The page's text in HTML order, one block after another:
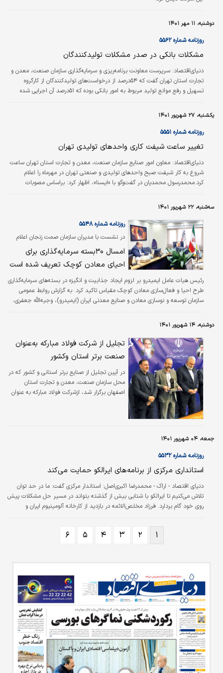
دوشنبه، ۱۱ مهر ۱۴۰۱
روزنامه شماره ۵۵۶۲
مشکلات بانکی در صدر مشکلات تولیدکنندگان
دنیای‌اقتصاد: سرپرست معاونت برنامه‌ریزی و سرمایه‌گذاری سازمان صنعت، معدن و
تجارت استان تهران گفت که ۵۴‌درصد از درخواست‌‌‌های تولیدکنندگان از کارگروه
تسهیل و رفع موانع تولید مربوط به امور بانکی بوده که ۵۱‌درصد آن اجرایی شده
متقاضی پیگیری نکرده است.
یکشنبه، ۲۷ شهریور ۱۴۰۱
روزنامه شماره ۵۵۵۱
تغییر ساعت‌‌‌ شیفت‌‌‌ کاری واحدهای تولیدی تهران
دنیای‌اقتصاد: معاون امور صنایع سازمان صنعت، معدن و تجارت استان تهران ساعت
شروع به‌‌‌ کار شیفت صبح واحدهای تولیدی و صنعتی تهران در مهرماه را اعلام
کرد.محمدرسول محمدیان در گفت‌‌‌وگو با «ایسنا»، اظهار کرد: براساس مصوبات
تعیین شد که متناسب با آن سایر شیفت‌‌‌های کاری نیز اصلاح می‌شوند.…
سه‌شنبه، ۲۲ شهریور ۱۴۰۱
در نشست با مدیران سازمان صمت زنجان اعلام
شد
روزنامه شماره ۵۵۴۸
امسال ۳۰بسته سرمایه‌‌گذاری برای
احیای معادن کوچک تعریف شده است
رئیس هیات عامل ایمیدرو بر لزوم ایجاد جذابیت و انگیزه در بسته‌های سرمایه‌‌گذاری
طرح احیا و فعال‌‌سازی معادن کوچک مقیاس تاکید کرد. به گزارش روابط عمومی
سازمان توسعه و نوسازی معادن و صنایع معدنی ایران (ایمیدرو)، وجیه‌‌الله جعفری،
استان زنجان بر لزوم ایجاد جذابیت و انگیزه در بسته‌های سرمایه‌‌گذاری طرح احیا و
فعال‌‌سازی معادن کوچک مقیاس تاکید کرد و گفت: باید نگاه به سرمایه‌‌گذاری
متفاوت از واگذاری معدن باشد، چراکه یک سرمایه‌‌گذار به…
دوشنبه، ۱۴ شهریور ۱۴۰۱
تجلیل از شرکت فولاد مبارکه به‌عنوان
صنعت برتر استان وکشور
در آیین تجلیل از صنایع برتر استانی و کشور که در
محل سازمان صنعت، معدن و تجارت استان
اصفهان برگزار شد، ازشرکت فولاد مبارکه به عنوان
جمعه، ۰۴ شهریور ۱۴۰۱
روزنامه شماره ۵۵۳۲
استانداری مرکزی از برنامه‌های ایرالکو حمایت می‌کند
دنياي اقتصاد - اراك - محمدرضا اكبري‌اصل: استاندار مرکزی گفت: ما در حد توان
تلاش می‌کنیم تا ایرالکو با شتابی بیش از گذشته بتواند در مسیر حل مشکلات پیش
روی خود گام بردارد. فرزاد مخلص‌‌الائمه در بازدید از کارخانه آلومینیوم ایران و
شرکت شهرک‌‌های صنعتی استان مرکزی می‌خواهیم که توافق‌‌های صورت گرفته با
شتابی هرچه بیشتر به مرحله‌‌ اجرا درآید تا شاهد تسریع در بهره‌‌برداری از طرح
آندسازی در کمترین زمان ممکن باشیم.
۱ ۲ ۳ ۴ ۵ ۶